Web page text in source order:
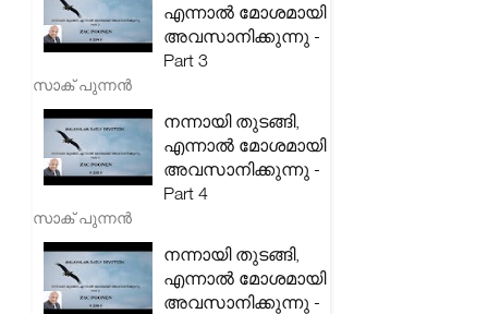
എന്നാൽ മോശമായി
അവസാനിക്കുന്നു -
Part 3
സാക് പുന്നൻ
നന്നായി തുടങ്ങി,
എന്നാൽ മോശമായി
അവസാനിക്കുന്നു -
Part 4
സാക് പുന്നൻ
നന്നായി തുടങ്ങി,
എന്നാൽ മോശമായി
അവസാനിക്കുന്നു -